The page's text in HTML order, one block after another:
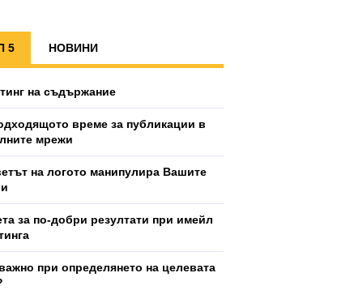
5 НОВИНИ
на съдържание
време за публикации в
мрежи
на логото манипулира Вашите
за по-добри резултати при имейл
при определянето на целевата